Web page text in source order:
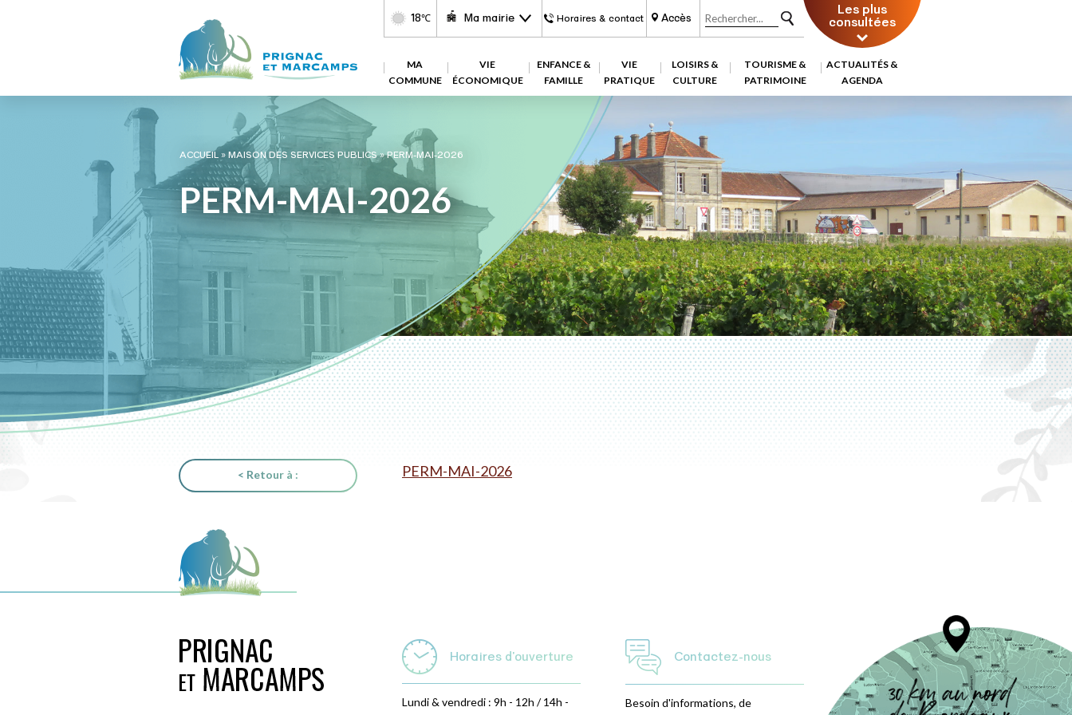
18℃ Ma mairie Horaires & contact Accès Les plus
consultées
MA
COMMUNE
VIE
ÉCONOMIQUE
ENFANCE &
FAMILLE
VIE
PRATIQUE
LOISIRS &
CULTURE
TOURISME &
PATRIMOINE
ACTUALITÉS &
AGENDA
ACCUEIL»MAISON DES SERVICES PUBLICS»PERM-MAI-2026
PERM-MAI-2026
< Retour à : PERM-MAI-2026
Horaires d'ouverture
Lundi & vendredi : 9h - 12h / 14h -
Contactez-nous
Besoin d'informations, de